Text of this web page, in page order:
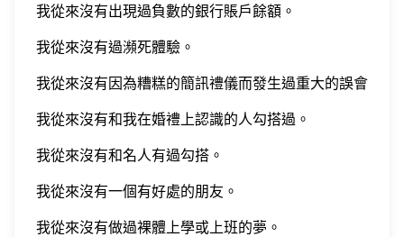
我從來沒有出現過負數的銀行賬戶餘額。
我從來沒有過瀕死體驗。
我從來沒有因為糟糕的簡訊禮儀而發生過重大的誤會
我從來沒有和我在婚禮上認識的人勾搭過。
我從來沒有和名人有過勾搭。
我從來沒有一個有好處的朋友。
我從來沒有做過裸體上學或上班的夢。